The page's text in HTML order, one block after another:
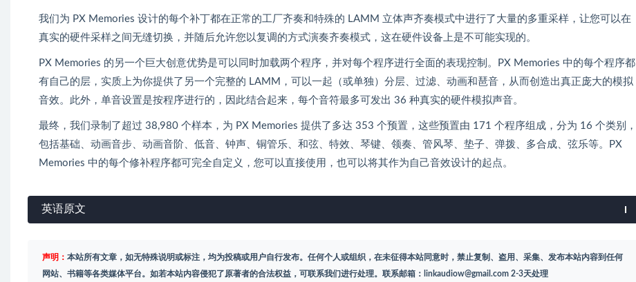
我们为 PX Memories 设计的每个补丁都在正常的工厂齐奏和特殊的 LAMM 立体声齐奏模式中进行了大量的多重采样，让您可以在
真实的硬件采样之间无缝切换，并随后允许您以复调的方式演奏齐奏模式，这在硬件设备上是不可能实现的。
PX Memories 的另一个巨大创意优势是可以同时加载两个程序，并对每个程序进行全面的表现控制。PX Memories 中的每个程序都
有自己的层，实质上为你提供了另一个完整的 LAMM，可以一起（或单独）分层、过滤、动画和琶音，从而创造出真正庞大的模拟
音效。此外，单音设置是按程序进行的，因此结合起来，每个音符最多可发出 36 种真实的硬件模拟声音。
最终，我们录制了超过 38,980 个样本，为 PX Memories 提供了多达 353 个预置，这些预置由 171 个程序组成，分为 16 个类别，
包括基础、动画音步、动画音阶、低音、钟声、铜管乐、和弦、特效、琴键、领奏、管风琴、垫子、弹拨、多合成、弦乐等。PX
Memories 中的每个修补程序都可完全自定义，您可以直接使用，也可以将其作为自己音效设计的起点。
英语原文
声明： 本站所有文章，如无特殊说明或标注，均为投稿或用户自行发布。任何个人或组织，在未征得本站同意时，禁止复制、盗用、采集、发布本站内容到任何
网站、书籍等各类媒体平台。如若本站内容侵犯了原著者的合法权益，可联系我们进行处理。联系邮箱： linkaudiow@gmail.com 2-3天处理